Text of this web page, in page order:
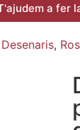
a fer
Desenaris,